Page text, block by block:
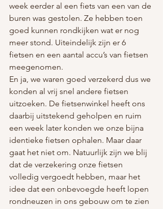
week eerder al een fiets van een van de
buren was gestolen. Ze hebben toen
goed kunnen rondkijken wat er nog
meer stond. Uiteindelijk zijn er 6
fietsen en een aantal accu’s van fietsen
meegenomen.
En ja, we waren goed verzekerd dus we
konden al vrij snel andere fietsen
uitzoeken. De fietsenwinkel heeft ons
daarbij uitstekend geholpen en ruim
een week later konden we onze bijna
identieke fietsen ophalen. Maar daar
gaat het niet om. Natuurlijk zijn we blij
dat de verzekering onze fietsen
volledig vergoedt hebben, maar het
idee dat een onbevoegde heeft lopen
rondneuzen in ons gebouw om te zien